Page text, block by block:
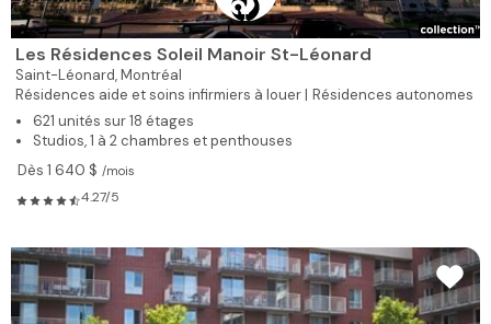
Les Résidences Soleil Manoir St-Léonard
Saint-Léonard,Montréal
Résidences aide et soins infirmiers à louer | Résidences autonomes
621 unités sur 18 étages
Studios, 1 à 2 chambres et penthouses
Dès 1 640 $ /mois
4.27/5